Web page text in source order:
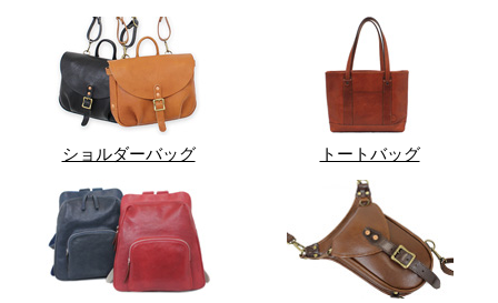
ショルダーバッグ トートバッグ